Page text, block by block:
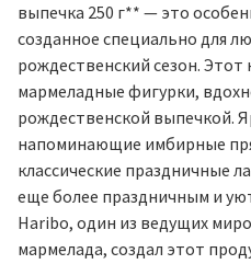
выпечка 250 г** — это
созданное специально для
рождественский сезон. Этот
мармеладные фигурки,
рождественской выпечкой.
напоминающие имбирные
классические праздничные
еще более праздничным и
Haribo, один из ведущих
мармелада, создал этот